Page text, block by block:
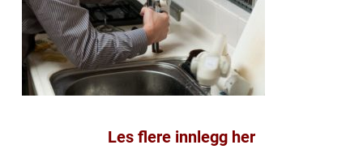
Les flere innlegg her